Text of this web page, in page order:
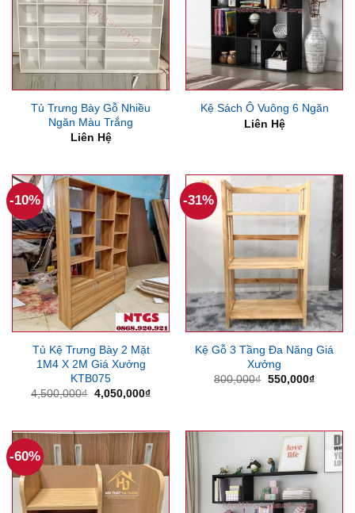
Tủ Trưng Bày Gỗ Nhiều
Ngăn Màu Trắng
Liên Hệ
Kệ Sách Ô Vuông 6 Ngăn
Liên Hệ
-10%
Tủ Kệ Trưng Bày 2 Mặt
1M4 X 2M Giá Xưởng
KTB075
4,500,000₫ Giá
4,050,000₫Giá
4,050,000₫.
-31%
Kệ Gỗ 3 Tầng Đa Năng Giá
Xưởng
800,000₫ Giá
550,000₫Giá
-60%